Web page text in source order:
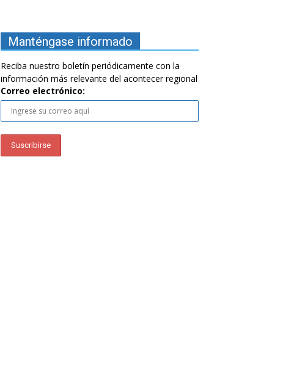
Manténgase informado
Reciba nuestro boletín periódicamente con la
información más relevante del acontecer regional
Correo electrónico: